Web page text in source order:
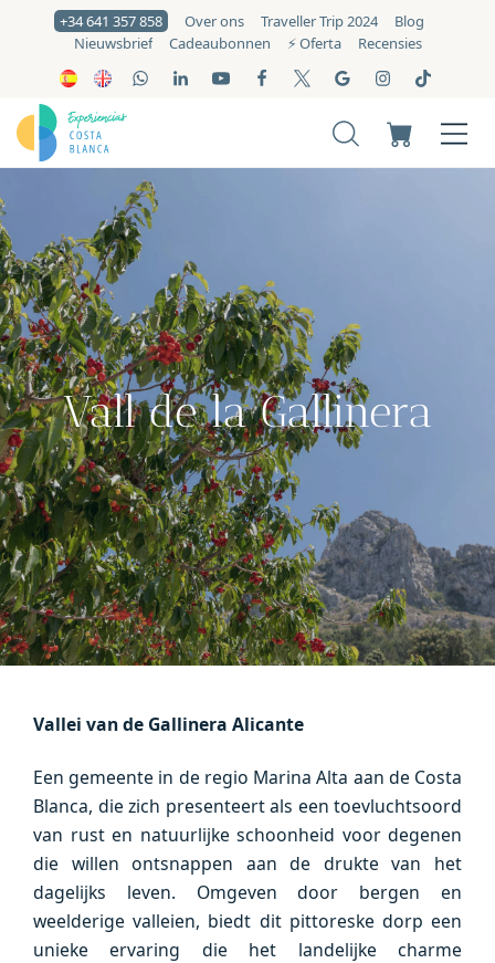
+34 641 357 858 Over ons Traveller Trip 2024
Blog
Nieuwsbrief
Cadeaubonnen ⚡️ Oferta Recensies
Vall de la Gallinera
Vallei van de Gallinera Alicante
Een gemeente in de regio Marina Alta aan de Costa
Blanca, die zich presenteert als een toevluchtsoord
van rust en natuurlijke schoonheid voor degenen
die willen ontsnappen aan de drukte van het
dagelijks leven. Omgeven door bergen en
weelderige valleien, biedt dit pittoreske dorp een
unieke ervaring die het landelijke charme